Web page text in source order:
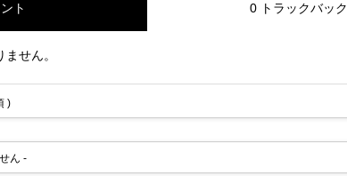
ト 0 トラックバック
せん。
)
ん -